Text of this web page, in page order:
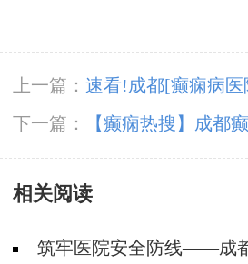
上一篇： 速看!成都[癫痫病
护理要注意什么？
下一篇：
【癫痫热搜】成都
是可以治疗好的吗？
相关阅读
筑牢医院安全防线——成